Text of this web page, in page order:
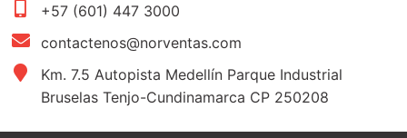
+57 (601) 447 3000
contactenos@norventas.com
Km. 7.5 Autopista Medellín Parque Industrial
Bruselas Tenjo-Cundinamarca CP 250208